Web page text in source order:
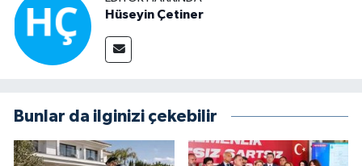
Hüseyin Çetiner
Bunlar da ilginizi çekebilir